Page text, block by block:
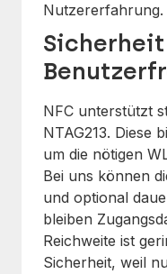
Nutzererfahrung.
NFC unterstützt
NTAG213. Diese
um die nötigen
Bei uns können
und optional
bleiben
Reichweite ist
Sicherheit, weil